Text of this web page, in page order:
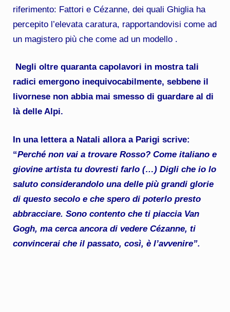
riferimento: Fattori e Cézanne, dei quali Ghiglia ha
percepito l’elevata caratura, rapportandovisi come ad
un magistero più che come ad un modello .
Negli oltre quaranta capolavori in mostra tali
radici emergono inequivocabilmente, sebbene il
livornese non abbia mai smesso di guardare al di
là delle Alpi.
In una lettera a Natali allora a Parigi scrive:
“Perché non vai a trovare Rosso? Come italiano e
giovine artista tu dovresti farlo (…) Digli che io lo
saluto considerandolo una delle più grandi glorie
di questo secolo e che spero di poterlo presto
abbracciare. Sono contento che ti piaccia Van
Gogh, ma cerca ancora di vedere Cézanne, ti
convincerai che il passato, così, è l’avvenire”.